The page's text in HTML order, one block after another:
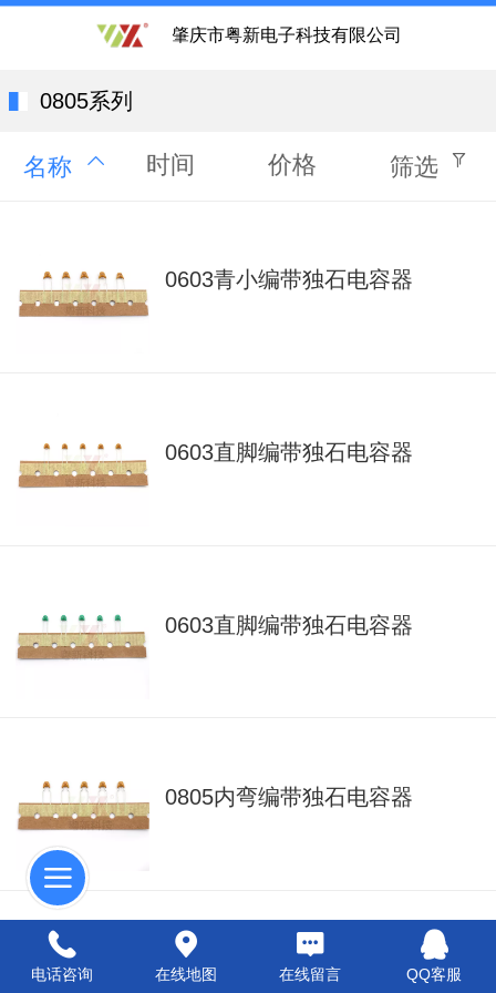
肇庆市粤新电子科技有限公司
0805系列
名称 时间 价格 筛选
0603青小编带独石电容器
0603直脚编带独石电容器
0603直脚编带独石电容器
0805内弯编带独石电容器
0805青小编带独石电容器
电话咨询 在线地图 在线留言 QQ客服